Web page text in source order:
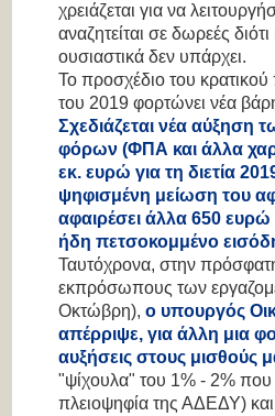
χρειάζεται για να
αναζητείται σε δωρεές
ουσιαστικά δεν υπάρχει.
Το προσχέδιο του
του 2019 φορτώνει νέα
Σχεδιάζεται νέα αύξηση
φόρων (ΦΠΑ και άλλα
εκ. ευρώ για τη διετία
ψηφισμένη μείωση του
αφαιρέσει άλλα 650
ήδη πετσοκομμένο
Ταυτόχρονα, στην
εκπρόσωπους των
Οκτώβρη),ο υπουργός
απέρριψε, για άλλη μια
αυξήσεις στους μισθούς
"ψίχουλα" του 1% - 2% που
πλειοψηφία της ΑΔΕΔΥ)